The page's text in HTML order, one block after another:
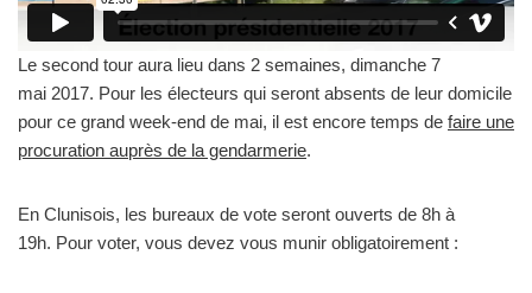
Le second tour aura lieu dans 2 semaines, dimanche 7
mai 2017. Pour les électeurs qui seront absents de leur domicile
pour ce grand week-end de mai, il est encore temps de faire une
procuration auprès de la gendarmerie.
En Clunisois, les bureaux de vote seront ouverts de 8h à
19h. Pour voter, vous devez vous munir obligatoirement :